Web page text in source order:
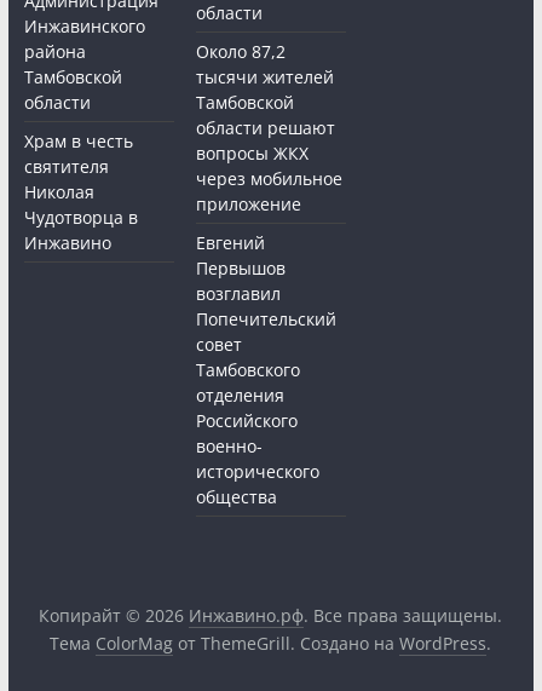
Инжавинского
района
Тамбовской
области
Храм в честь
святителя
Николая
Чудотворца в
Инжавино
области
Около 87,2
тысячи жителей
Тамбовской
области решают
вопросы ЖКХ
через мобильное
приложение
Евгений
Первышов
возглавил
Попечительский
совет
Тамбовского
отделения
Российского
военно-
исторического
общества
Копирайт © 2026 Инжавино.рф. Все права защищены.
Тема ColorMag от ThemeGrill. Создано наWordPress.